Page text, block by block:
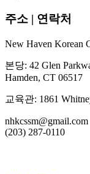
주소 | 연락처
New Haven Korean
본당: 42 Glen
Hamden, CT 06517
교육관: 1861
nhkcssm@gmail.com
(203) 287-0110